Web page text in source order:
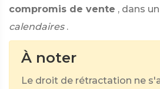
compromis de vente , dans
calendaires .
À noter
Le droit de rétractation ne